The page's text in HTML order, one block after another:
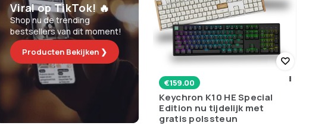
Viral op TikTok! 🔥
Shop nu de trending
bestsellers van dit moment!
Producten Bekijken ❯
€159.00
Keychron K10 HE Special
Edition nu tijdelijk met
gratis polssteun